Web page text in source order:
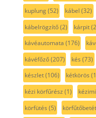
kuplung(52) kábel (32)
kábelrögzítő(2) kárpit
kávéautomata (176)
kávéfőző(207) kés (73)
készlet(106) kétkörös
kézi körfűrész (1)
körfütés (5) körfűtőbetét